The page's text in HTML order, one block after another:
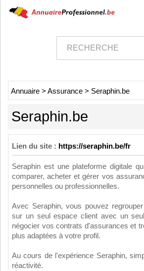
Annuaire > Assurance > Seraphin.be
Seraphin.be
Lien du site : https://seraphin.be/fr
Seraphin est une plateforme digitale
comparer, acheter et gérer vos
personnelles ou professionnelles.
Avec Seraphin, vous pouvez
sur un seul espace client avec un
négocier vos contrats d'assurances et
plus adaptées à votre profil.
Au cours de l'expérience Seraphin,
réactivité.